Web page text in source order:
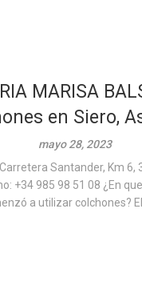
MARISA
en Siero,
mayo 28, 2023
Santander, Km 6,
+34 985 98 51 08 ¿En
a utilizar colchones? El